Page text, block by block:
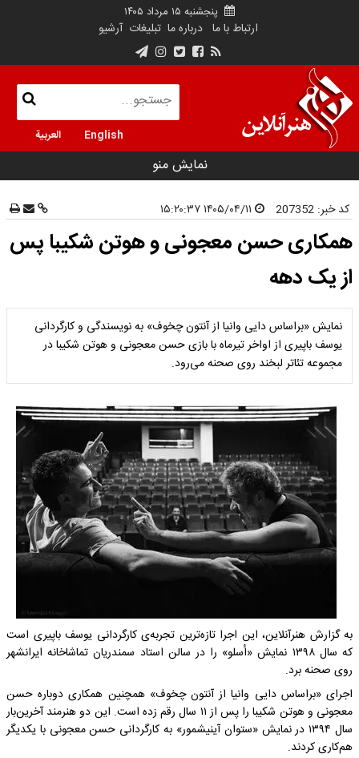
پنجشنبه ۱۵ مرداد ۱۴۰۵
ارتباط با ما درباره ما تبلیغات آرشیو
English العربية
نمایش منو
کد خبر: 207352
همکاری حسن معجونی و هوتن شکیبا پس
از یک دهه
نمایش «براساس دایی‌ وانیا از آنتون چخوف» به نویسندگی و کارگردانی
یوسف باپیری از اواخر تیرماه با بازی حسن معجونی و هوتن شکیبا در
مجموعه تئاتر لبخند روی صحنه می‌رود.
به گزارش هنرآنلاین، این اجرا تازه‌ترین تجربه‌ی کارگردانی یوسف باپیری است
که سال ۱۳۹۸ نمایش «اُسلو» را در سالن استاد سمندریان تماشاخانه ایرانشهر
روی صحنه برد.
اجرای «براساس دایی‌ وانیا از آنتون چخوف» همچنین همکاری دوباره حسن
معجونی و هوتن شکیبا را پس از ۱۱ سال رقم زده است. این دو هنرمند آخرین‌بار
سال ۱۳۹۴ در نمایش «ستوان آینیشمور» به کارگردانی حسن معجونی با یکدیگر
هم‌کاری کردند.